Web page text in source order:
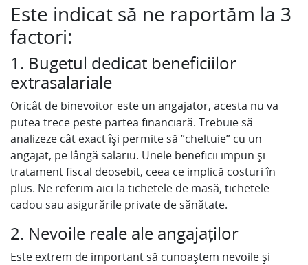
Este indicat să ne raportăm la 3
factori:
1. Bugetul dedicat beneficiilor
extrasalariale
Oricât de binevoitor este un angajator, acesta nu va
putea trece peste partea financiară. Trebuie să
analizeze cât exact își permite să ”cheltuie” cu un
angajat, pe lângă salariu. Unele beneficii impun și
tratament fiscal deosebit, ceea ce implică costuri în
plus. Ne referim aici la tichetele de masă, tichetele
cadou sau asigurările private de sănătate.
2. Nevoile reale ale angajaților
Este extrem de important să cunoaștem nevoile și